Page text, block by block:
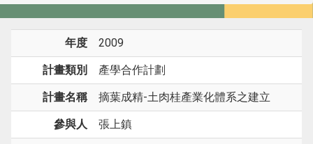
年度 2009
計畫類別 產學合作計劃
計畫名稱 摘葉成精-土肉桂產業化體系之建立
參與人 張上鎮